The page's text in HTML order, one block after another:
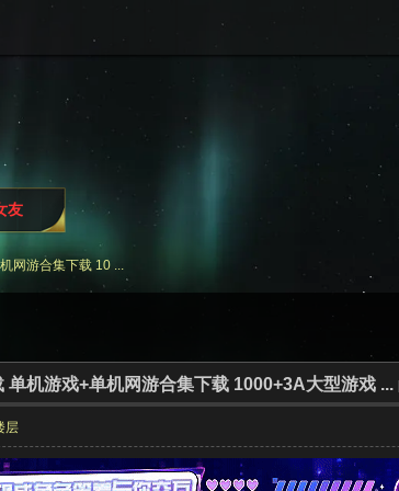
友
网游合集下载 10 ...
单机游戏+单机网游合集下载 1000+3A大型游戏 ...
层